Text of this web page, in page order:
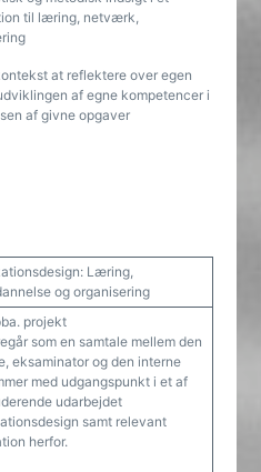
til læring, netværk,
at reflektere over egen
af egne kompetencer i
af givne opgaver
Læring,
og organisering
projekt
som en samtale mellem den
eksaminator og den interne
med udgangspunkt i et af
udarbejdet
samt relevant
herfor.